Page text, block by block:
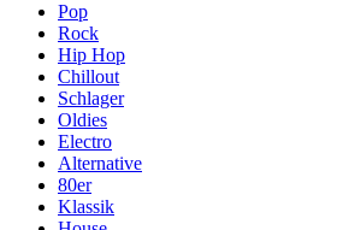
Pop
Rock
Hip Hop
Chillout
Schlager
Oldies
Electro
Alternative
80er
Klassik